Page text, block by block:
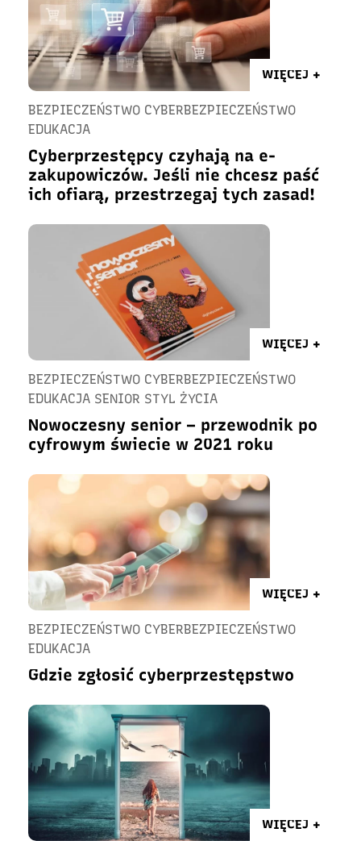
WIĘCEJ +
BEZPIECZEŃSTWO CYBERBEZPIECZEŃSTWO
EDUKACJA
Cyberprzestępcy czyhają na e-
zakupowiczów. Jeśli nie chcesz paść
ich ofiarą, przestrzegaj tych zasad!
WIĘCEJ +
BEZPIECZEŃSTWO CYBERBEZPIECZEŃSTWO
EDUKACJA SENIOR STYL ŻYCIA
Nowoczesny senior – przewodnik po
cyfrowym świecie w 2021 roku
WIĘCEJ +
BEZPIECZEŃSTWO CYBERBEZPIECZEŃSTWO
EDUKACJA
Gdzie zgłosić cyberprzestępstwo
WIĘCEJ +